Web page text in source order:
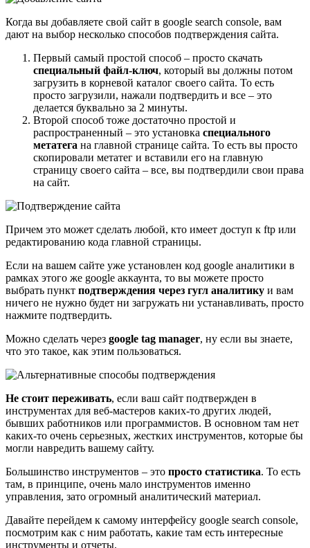
Когда вы добавляете свой сайт в google search console, вам
дают на выбор несколько способов подтверждения сайта.
Первый самый простой способ – просто скачать
специальный файл-ключ, который вы должны потом
загрузить в корневой каталог своего сайта. То есть
просто загрузили, нажали подтвердить и все – это
делается буквально за 2 минуты.
Второй способ тоже достаточно простой и
распространенный – это установка специального
метатега на главной странице сайта. То есть вы просто
скопировали метатег и вставили его на главную
страницу своего сайта – все, вы подтвердили свои права
на сайт.
Причем это может сделать любой, кто имеет доступ к ftp или
редактированию кода главной страницы.
Если на вашем сайте уже установлен код google аналитики в
рамках этого же google аккаунта, то вы можете просто
выбрать пункт подтверждения через гугл аналитику и вам
ничего не нужно будет ни загружать ни устанавливать, просто
нажмите подтвердить.
Можно сделать через google tag manager, ну если вы знаете,
что это такое, как этим пользоваться.
Не стоит переживать, если ваш сайт подтвержден в
инструментах для веб-мастеров каких-то других людей,
бывших работников или программистов. В основном там нет
каких-то очень серьезных, жестких инструментов, которые бы
могли навредить вашему сайту.
Большинство инструментов – это просто статистика. То есть
там, в принципе, очень мало инструментов именно
управления, зато огромный аналитический материал.
Давайте перейдем к самому интерфейсу google search console,
посмотрим как с ним работать, какие там есть интересные
инструменты и отчеты.